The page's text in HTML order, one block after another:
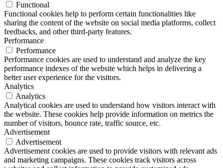
Functional
Functional cookies help to perform certain functionalities like
sharing the content of the website on social media platforms, collect
feedbacks, and other third-party features.
Performance
Performance
Performance cookies are used to understand and analyze the key
performance indexes of the website which helps in delivering a
better user experience for the visitors.
Analytics
Analytics
Analytical cookies are used to understand how visitors interact with
the website. These cookies help provide information on metrics the
number of visitors, bounce rate, traffic source, etc.
Advertisement
Advertisement
Advertisement cookies are used to provide visitors with relevant ads
and marketing campaigns. These cookies track visitors across